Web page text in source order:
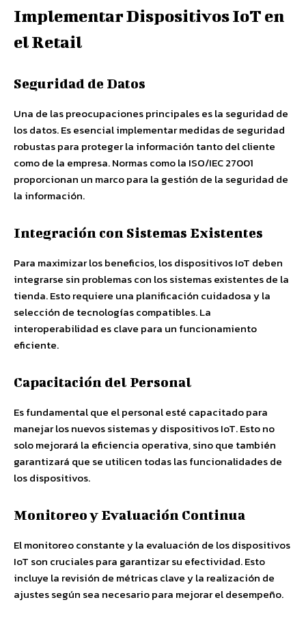
Implementar Dispositivos IoT en
el Retail
Seguridad de Datos
Una de las preocupaciones principales es la seguridad de
los datos. Es esencial implementar medidas de seguridad
robustas para proteger la información tanto del cliente
como de la empresa. Normas como la ISO/IEC 27001
proporcionan un marco para la gestión de la seguridad de
la información.
Integración con Sistemas Existentes
Para maximizar los beneficios, los dispositivos IoT deben
integrarse sin problemas con los sistemas existentes de la
tienda. Esto requiere una planificación cuidadosa y la
selección de tecnologías compatibles. La
interoperabilidad es clave para un funcionamiento
eficiente.
Capacitación del Personal
Es fundamental que el personal esté capacitado para
manejar los nuevos sistemas y dispositivos IoT. Esto no
solo mejorará la eficiencia operativa, sino que también
garantizará que se utilicen todas las funcionalidades de
los dispositivos.
Monitoreo y Evaluación Continua
El monitoreo constante y la evaluación de los dispositivos
IoT son cruciales para garantizar su efectividad. Esto
incluye la revisión de métricas clave y la realización de
ajustes según sea necesario para mejorar el desempeño.